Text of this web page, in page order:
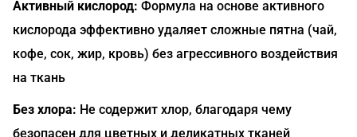
Активный кислород: Формула на основе активного
кислорода эффективно удаляет сложные пятна (чай,
кофе, сок, жир, кровь) без агрессивного воздействия
на ткань
Без хлора: Не содержит хлор, благодаря чему
безопасен для цветных и деликатных тканей